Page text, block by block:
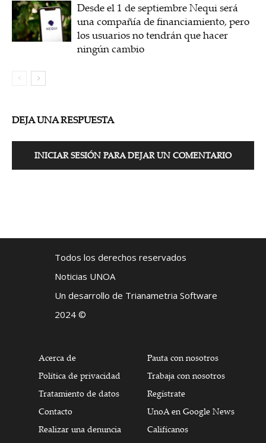
Desde el 1 de septiembre Nequi será
una compañía de financiamiento, pero
los usuarios no tendrán que hacer
ningún cambio
DEJA UNA RESPUESTA
INICIAR SESIÓN PARA DEJAR UN COMENTARIO
Todos los derechos reservados
Noticias UNOA
Un desarrollo de Trianametria Software
2024 ©
Acerca de
Política de privacidad
Tratamiento de datos
Contacto
Realizar una denuncia
Pauta con nosotros
Trabaja con nosotros
Regístrate
UnoA en Google News
Califícanos